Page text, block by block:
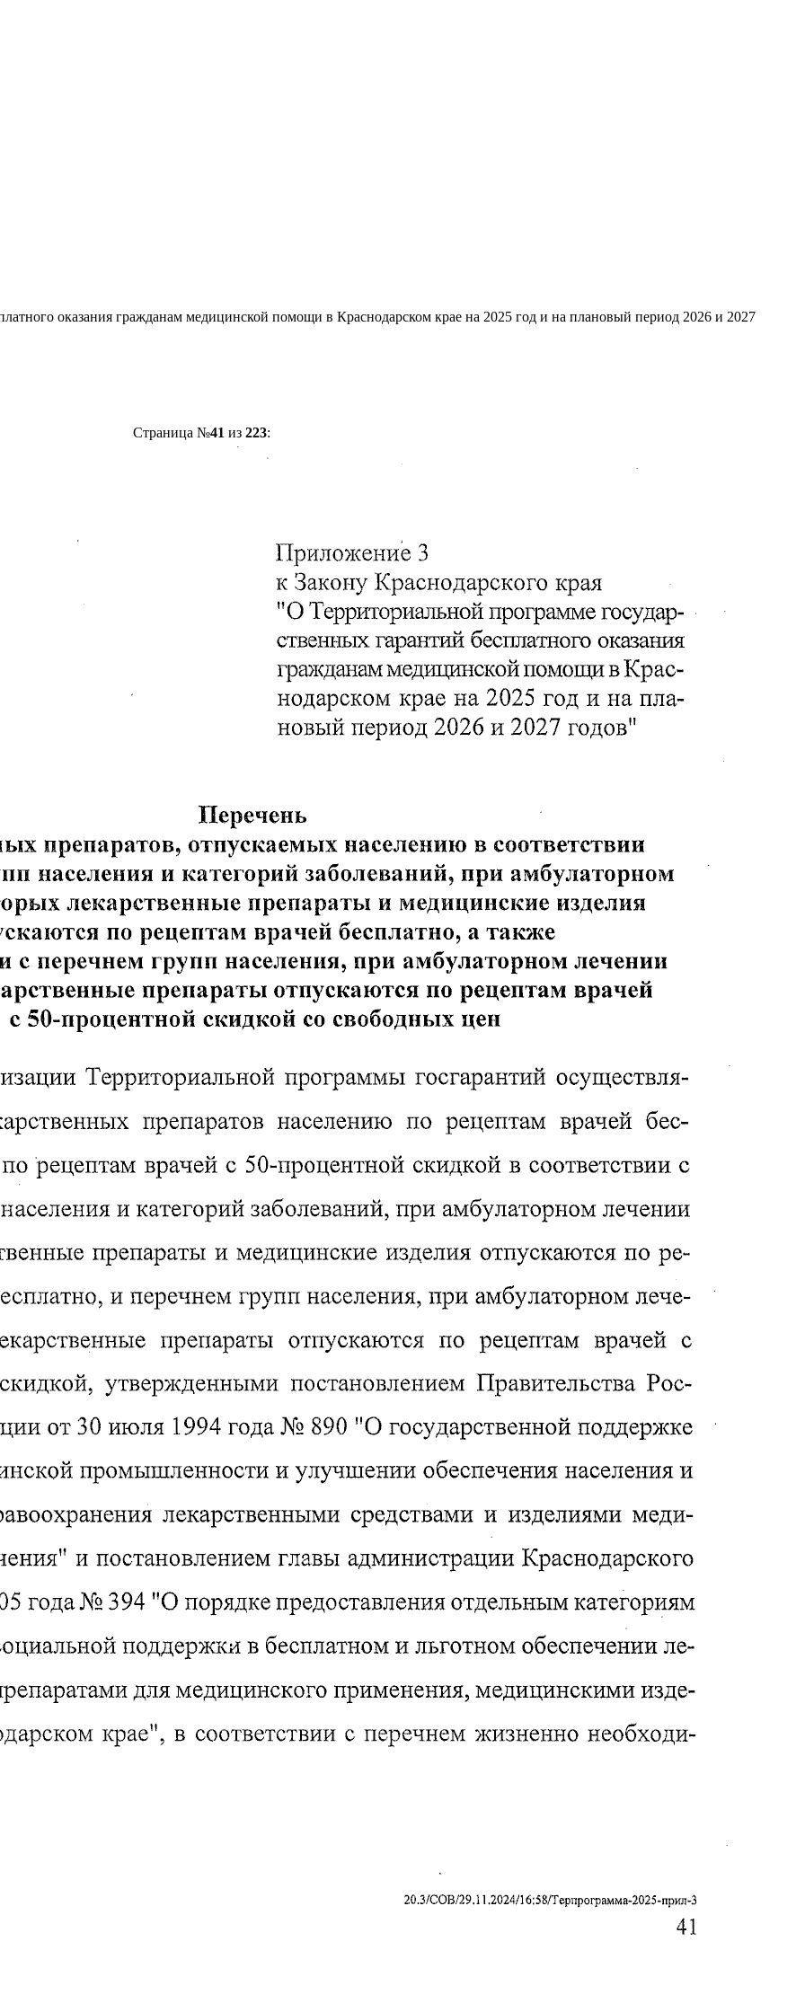
оказания гражданам медицинской помощи в Краснодарском крае на 2025 год и на плановый период 2026 и 2027
Страница №41 из 223: